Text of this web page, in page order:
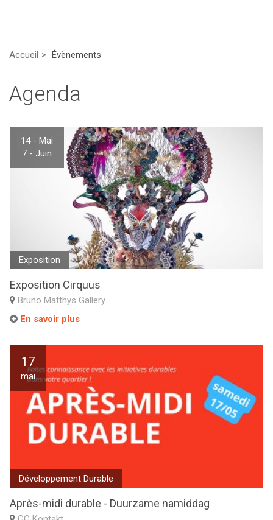
Accueil Évènements
Agenda
14 - Mai
7 - Juin
Exposition
Exposition Cirquus
Bruno Matthys Gallery
En savoir plus
17
mai
Développement Durable
Après-midi durable - Duurzame namiddag